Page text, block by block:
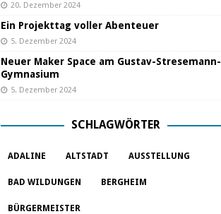
20. Dezember 2024
Ein Projekttag voller Abenteuer
5. Dezember 2024
Neuer Maker Space am Gustav-Stresemann-
Gymnasium
5. Dezember 2024
SCHLAGWÖRTER
ADALINE ALTSTADT AUSSTELLUNG
BAD WILDUNGEN BERGHEIM
BÜRGERMEISTER